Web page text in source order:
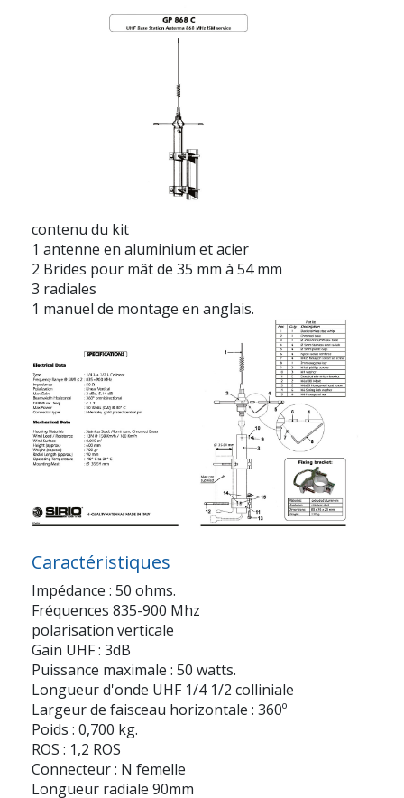
contenu du kit
1 antenne en aluminium et acier
2 Brides pour mât de 35 mm à 54 mm
3 radiales
1 manuel de montage en anglais.
Caractéristiques
Impédance : 50 ohms.
Fréquences 835-900 Mhz
polarisation verticale
Gain UHF : 3dB
Puissance maximale : 50 watts.
Longueur d'onde UHF 1/4 1/2 colliniale
Largeur de faisceau horizontale : 360º
Poids : 0,700 kg.
ROS : 1,2 ROS
Connecteur : N femelle
Longueur radiale 90mm